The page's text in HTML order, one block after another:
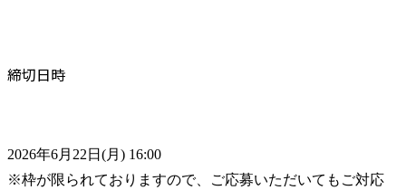
締切日時
2026年6月22日(月) 16:00
※枠が限られておりますので、ご応募いただいてもご対応